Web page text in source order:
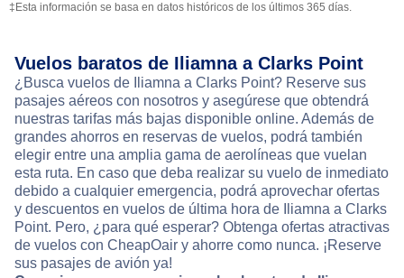
‡Esta información se basa en datos históricos de los últimos 365 días.
Vuelos baratos de Iliamna a Clarks Point
¿Busca vuelos de Iliamna a Clarks Point? Reserve sus
pasajes aéreos con nosotros y asegúrese que obtendrá
nuestras tarifas más bajas disponible online. Además de
grandes ahorros en reservas de vuelos, podrá también
elegir entre una amplia gama de aerolíneas que vuelan
esta ruta. En caso que deba realizar su vuelo de inmediato
debido a cualquier emergencia, podrá aprovechar ofertas
y descuentos en vuelos de última hora de Iliamna a Clarks
Point. Pero, ¿para qué esperar? Obtenga ofertas atractivas
de vuelos con CheapOair y ahorre como nunca. ¡Reserve
sus pasajes de avión ya!